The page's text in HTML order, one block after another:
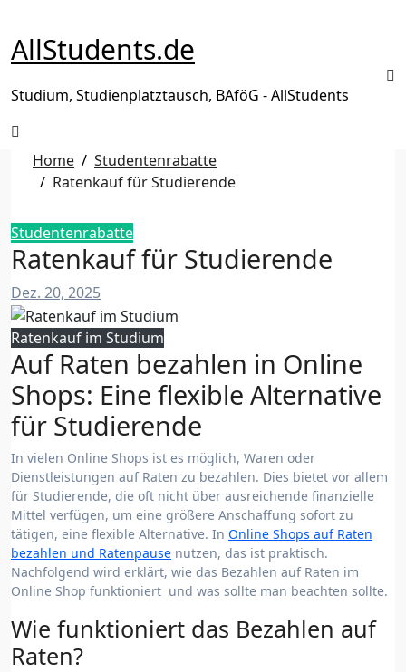
springen
AllStudents.de
Studium, Studienplatztausch, BAföG - AllStudents
Home
Studentenrabatte
Ratenkauf für Studierende
Studentenrabatte
Ratenkauf für Studierende
Dez. 20, 2025
Ratenkauf im Studium
Auf Raten bezahlen in Online
Shops: Eine flexible Alternative
für Studierende
In vielen Online Shops ist es möglich, Waren oder
Dienstleistungen auf Raten zu bezahlen. Dies bietet vor allem
für Studierende, die oft nicht über ausreichende finanzielle
Mittel verfügen, um eine größere Anschaffung sofort zu
tätigen, eine flexible Alternative. In Online Shops auf Raten
bezahlen und Ratenpause nutzen, das ist praktisch.
Nachfolgend wird erklärt, wie das Bezahlen auf Raten im
Online Shop funktioniert und was sollte man beachten sollte.
Wie funktioniert das Bezahlen auf
Raten?